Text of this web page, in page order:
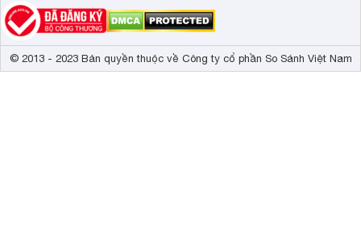
© 2013 - 2023 Bản quyền thuộc về Công ty cổ phần So Sánh Việt Nam